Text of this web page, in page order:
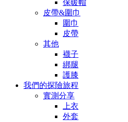
保暖帽
皮帶&圍巾
圍巾
皮帶
其他
襪子
綁腿
護膝
我們的探險旅程
實測分享
上衣
外套